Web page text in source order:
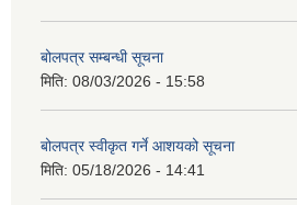
बोलपत्र सम्बन्धी सूचना
मिति: 08/03/2026 - 15:58
बोलपत्र स्वीकृत गर्ने आशयको सूचना
मिति: 05/18/2026 - 14:41